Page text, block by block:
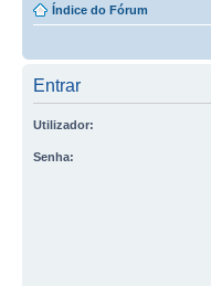
Índice do Fórum
Entrar
Utilizador:
Senha: